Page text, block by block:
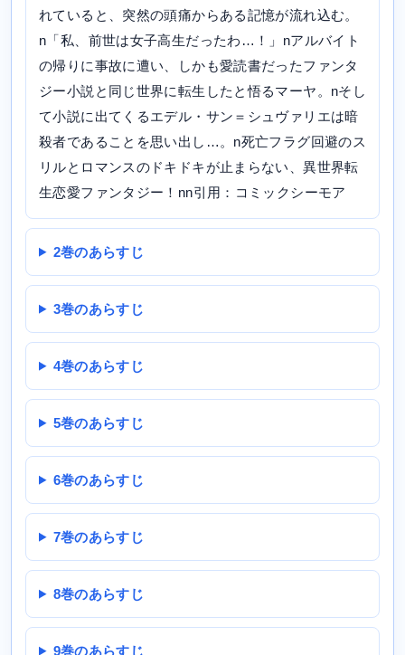
れていると、突然の頭痛からある記憶が流れ込む。
n「私、前世は女子高生だったわ…！」nアルバイト
の帰りに事故に遭い、しかも愛読書だったファンタ
ジー小説と同じ世界に転生したと悟るマーヤ。nそし
て小説に出てくるエデル・サン＝シュヴァリエは暗
殺者であることを思い出し…。n死亡フラグ回避のス
リルとロマンスのドキドキが止まらない、異世界転
生恋愛ファンタジー！nn引用：コミックシーモア
2巻のあらすじ
3巻のあらすじ
4巻のあらすじ
5巻のあらすじ
6巻のあらすじ
7巻のあらすじ
8巻のあらすじ
9巻のあらすじ